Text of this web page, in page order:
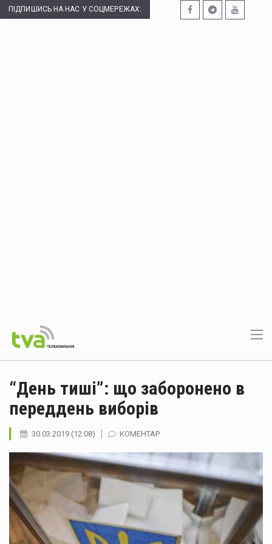
ПІДПИШИСЬ НА НАС У СОЦМЕРЕЖАХ:
“День тиші”: що заборонено в
переддень виборів
30.03.2019 (12:08) КОМЕНТАР